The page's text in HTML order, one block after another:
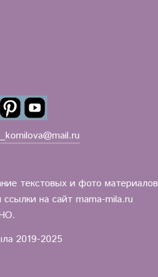
текстовых и фото материалов
на сайт mama-mila.ru
2019-2025